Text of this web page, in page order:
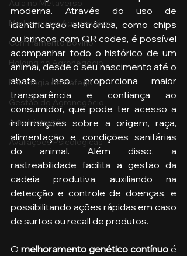
Aula no Metaverso
Marketing no Agronegócio
Confinamento Bovino
Holding no Agronegócio
Psicologia de tráfego
Gestão do Agronegócio
Administração
Avaliações Psicológicas
moderna. Através do uso de
identificação eletrônica, como chips
ou brincos com QR codes, é possível
acompanhar todo o histórico de um
animal, desde o seu nascimento até o
abate. Isso proporciona maior
transparência e confiança ao
consumidor, que pode ter acesso a
informações sobre a origem, raça,
alimentação e condições sanitárias
do animal. Além disso, a
rastreabilidade facilita a gestão da
cadeia produtiva, auxiliando na
detecção e controle de doenças, e
possibilitando ações rápidas em caso
de surtos ou recall de produtos.
O melhoramento genético contínuo é